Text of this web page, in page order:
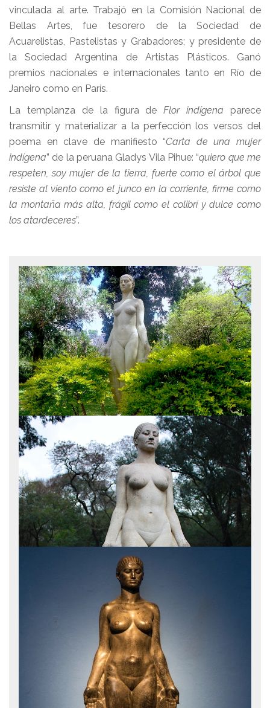
vinculada al arte. Trabajó en la Comisión Nacional de
Bellas Artes, fue tesorero de la Sociedad de
Acuarelistas, Pastelistas y Grabadores; y presidente de
la Sociedad Argentina de Artistas Plásticos. Ganó
premios nacionales e internacionales tanto en Río de
Janeiro como en París.
La templanza de la figura deFlor indígena parece
transmitir y materializar a la perfección los versos del
poema en clave de manifiesto “Carta de una mujer
indígena” de la peruana Gladys Vila Pihue: “quiero que me
respeten, soy mujer de la tierra, fuerte como el árbol que
resiste al viento como el junco en la corriente, firme como
la montaña más alta, frágil como el colibrí y dulce como
los atardeceres”.